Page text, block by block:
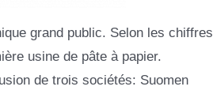
grand public. Selon les chiffres
usine de pâte à papier.
de trois sociétés: Suomen